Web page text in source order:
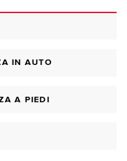
IN AUTO
A PIEDI